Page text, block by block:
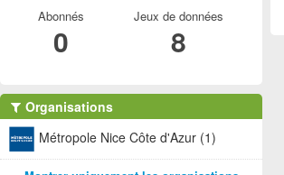
Abonnés
0
Jeux de données
8
Organisations
Métropole Nice Côte d'Azur (1)